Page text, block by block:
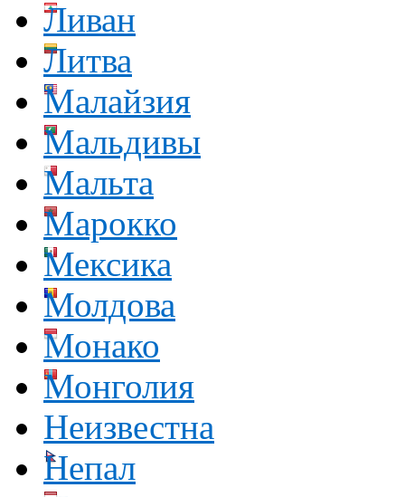
Ливан
Литва
Малайзия
Мальдивы
Мальта
Марокко
Мексика
Молдова
Монако
Монголия
Неизвестна
Непал